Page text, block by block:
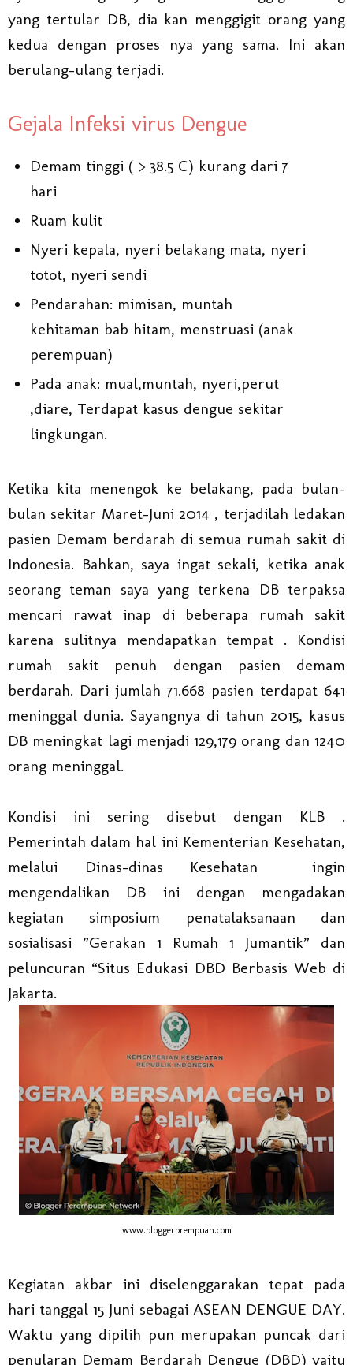
yang tertular DB, dia kan menggigit orang yang
kedua dengan proses nya yang sama. Ini akan
berulang-ulang terjadi.
Gejala Infeksi virus Dengue
Demam tinggi ( > 38.5 C) kurang dari 7
hari
Ruam kulit
Nyeri kepala, nyeri belakang mata, nyeri
totot, nyeri sendi
Pendarahan: mimisan, muntah
kehitaman bab hitam, menstruasi (anak
perempuan)
Pada anak: mual,muntah, nyeri,perut
,diare, Terdapat kasus dengue sekitar
lingkungan.
Ketika kita menengok ke belakang, pada bulan-
bulan sekitar Maret-Juni 2014 , terjadilah ledakan
pasien Demam berdarah di semua rumah sakit di
Indonesia. Bahkan, saya ingat sekali, ketika anak
seorang teman saya yang terkena DB terpaksa
mencari rawat inap di beberapa rumah sakit
karena sulitnya mendapatkan tempat . Kondisi
rumah sakit penuh dengan pasien demam
berdarah. Dari jumlah 71.668 pasien terdapat 641
meninggal dunia. Sayangnya di tahun 2015, kasus
DB meningkat lagi menjadi 129,179 orang dan 1240
orang meninggal.
Kondisi ini sering disebut dengan KLB .
Pemerintah dalam hal ini Kementerian Kesehatan,
melalui Dinas-dinas Kesehatan ingin
mengendalikan DB ini dengan mengadakan
kegiatan simposium penatalaksanaan dan
sosialisasi ”Gerakan 1 Rumah 1 Jumantik” dan
peluncuran “Situs Edukasi DBD Berbasis Web di
Jakarta.
www.bloggerprempuan.com
Kegiatan akbar ini diselenggarakan tepat pada
hari tanggal 15 Juni sebagai ASEAN DENGUE DAY.
Waktu yang dipilih pun merupakan puncak dari
penularan Demam Berdarah Dengue (DBD) yaitu